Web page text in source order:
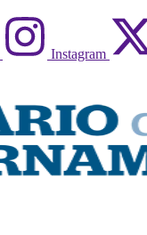
Instagram